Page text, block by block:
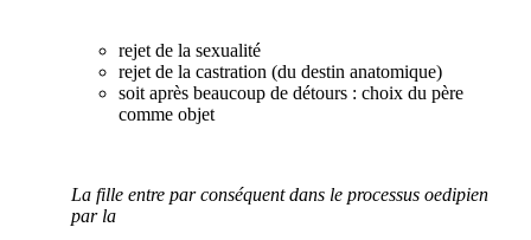
rejet de la sexualité
rejet de la castration (du destin anatomique)
soit après beaucoup de détours : choix du père
comme objet
La fille entre par conséquent dans le processus oedipien
par la